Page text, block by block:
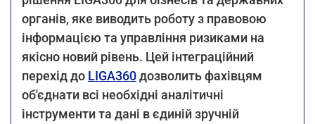
органів, яке виводить роботу з правовою
інформацією та управління ризиками на
якісно новий рівень. Цей інтеграційний
перехід до LIGA360дозволить фахівцям
об'єднати всі необхідні аналітичні
інструменти та дані в єдиній зручній